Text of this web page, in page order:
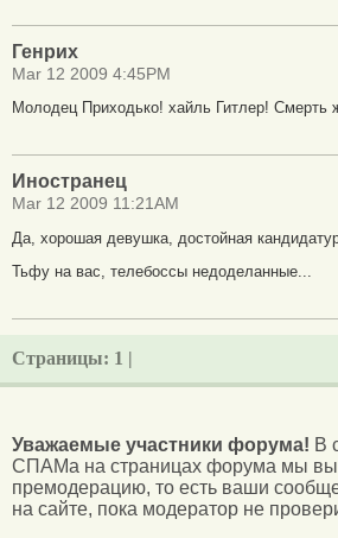
Генрих
Mar 12 2009 4:45PM
Молодец Приходько! хайль Гитлер! Смерть
Иностранец
Mar 12 2009 11:21AM
Да, хорошая девушка, достойная
Тьфу на вас, телебоссы недоделанные...
Страницы: 1 |
Уважаемые участники форума! В
СПАМа на страницах форума мы
премодерацию, то есть ваши
на сайте, пока модератор не